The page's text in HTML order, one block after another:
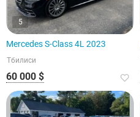
5
Mercedes S-Class 4L 2023
Тбилиси
60 000 $